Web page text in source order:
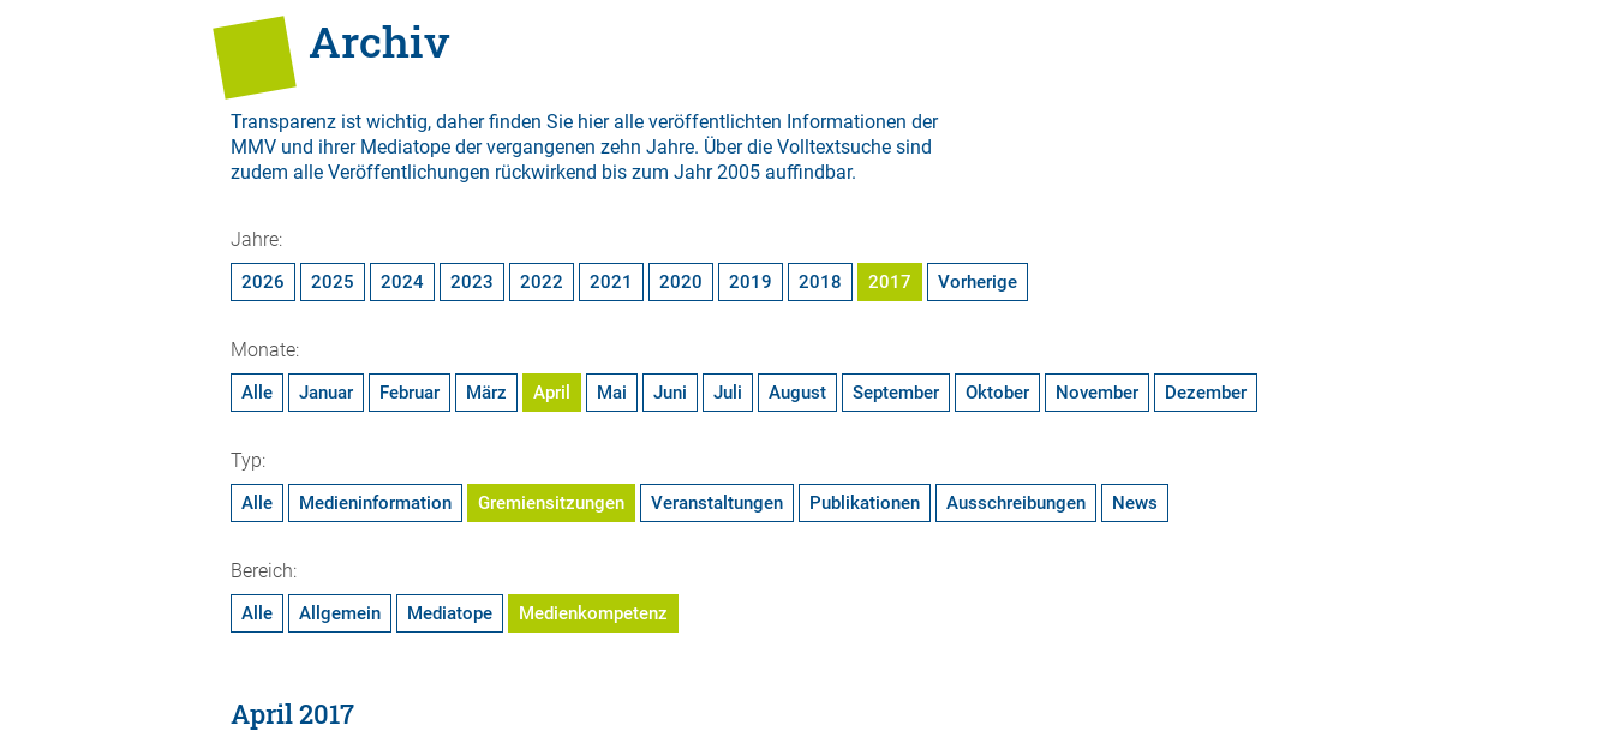
Archiv
Transparenz ist wichtig, daher finden Sie hier alle veröffentlichten Informationen der
MMV und ihrer Mediatope der vergangenen zehn Jahre. Über die Volltextsuche sind
zudem alle Veröffentlichungen rückwirkend bis zum Jahr 2005 auffindbar.
Jahre:
2026 2025 2024 2023 2022 2021 2020 2019 2018 2017 Vorherige
Monate:
Alle Januar Februar März April Mai Juni Juli August September Oktober November Dezember
Typ:
Alle Medieninformation Gremiensitzungen Veranstaltungen Publikationen Ausschreibungen News
Bereich:
Alle Allgemein Mediatope Medienkompetenz
April 2017